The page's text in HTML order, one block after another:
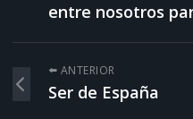
entre nosotros
⬅️ ANTERIOR
Ser de España